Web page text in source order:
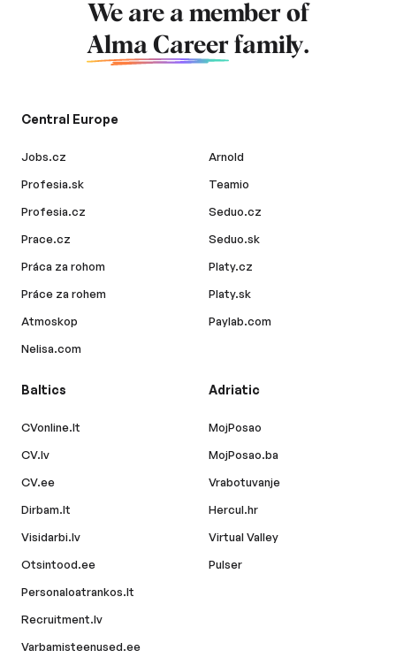
We are a member of
Alma Career family.
Central Europe
Jobs.cz
Profesia.sk
Profesia.cz
Prace.cz
Práca za rohom
Práce za rohem
Atmoskop
Nelisa.com
Arnold
Teamio
Seduo.cz
Seduo.sk
Platy.cz
Platy.sk
Paylab.com
Baltics
CVonline.lt
CV.lv
CV.ee
Dirbam.lt
Visidarbi.lv
Otsintood.ee
Personaloatrankos.lt
Recruitment.lv
Varbamisteenused.ee
Adriatic
MojPosao
MojPosao.ba
Vrabotuvanje
Hercul.hr
Virtual Valley
Pulser